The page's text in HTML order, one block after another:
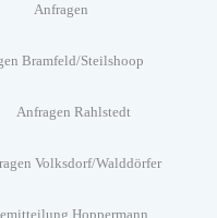
Anfragen
Bramfeld/Steilshoop
Anfragen Rahlstedt
Volksdorf/Walddörfer
Hoppermann